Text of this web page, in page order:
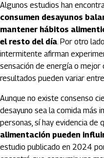
Algunos estudios han
consumen desayunos
mantener hábitos
el resto del día. Por otro
intermitente afirman
sensación de energía o
resultados pueden variar
Aunque no existe consenso
desayuno sea la comida más
personas, sí hay evidencia de
alimentación pueden
estudio publicado en 2024